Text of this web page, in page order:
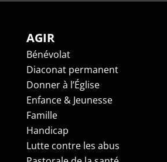
AGIR
Bénévolat
Diaconat permanent
Donner à l’Église
Enfance & Jeunesse
Famille
Handicap
Lutte contre les abus